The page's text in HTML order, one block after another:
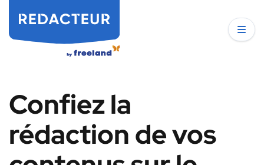
Confiez la
rédaction de vos